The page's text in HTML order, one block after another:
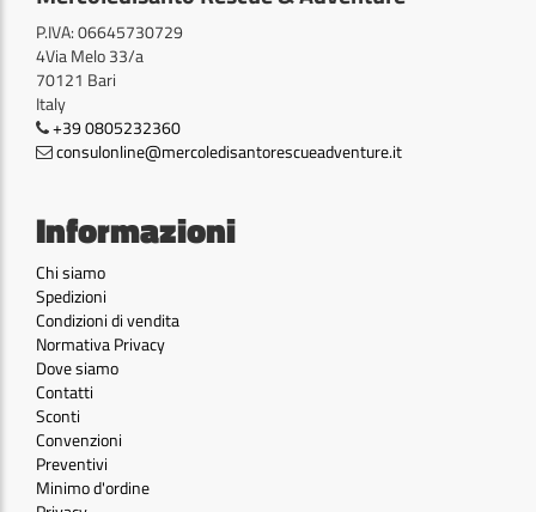
P.IVA: 06645730729
4Via Melo 33/a
70121 Bari
Italy
+39 0805232360
consulonline@mercoledisantorescueadventure.it
Informazioni
Chi siamo
Spedizioni
Condizioni di vendita
Normativa Privacy
Dove siamo
Contatti
Sconti
Convenzioni
Preventivi
Minimo d'ordine